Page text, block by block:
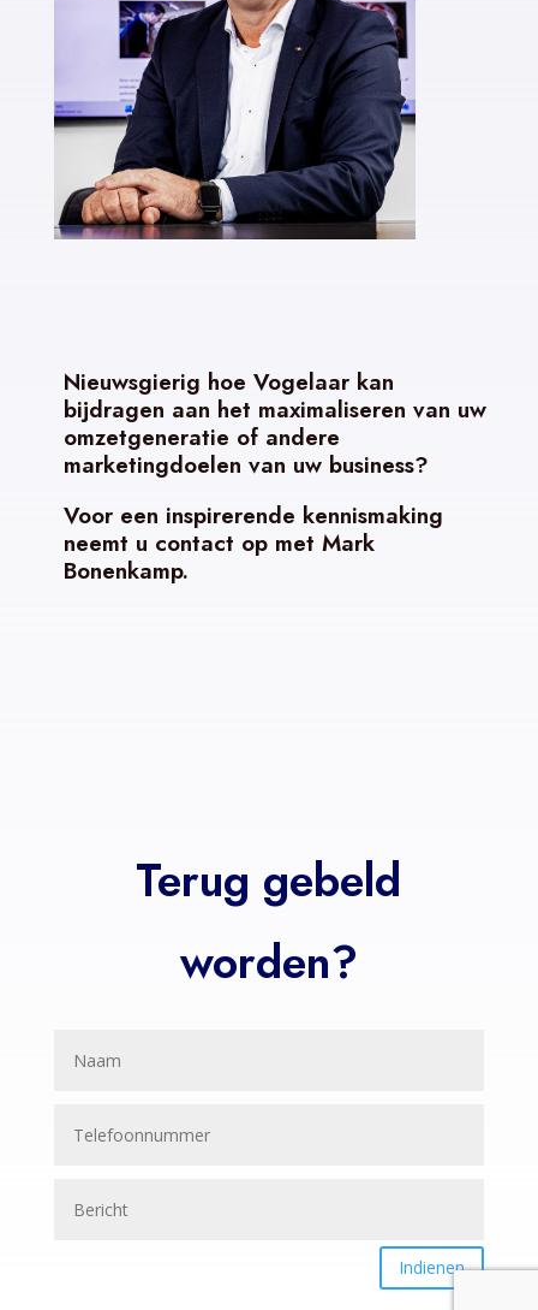
Nieuwsgierig hoe Vogelaar kan
bijdragen aan het maximaliseren van uw
omzetgeneratie of andere
marketingdoelen van uw business?
Voor een inspirerende kennismaking
neemt u contact op met Mark
Bonenkamp.
Terug gebeld
worden?
Indienen